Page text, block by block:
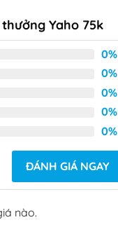
Yaho 75k
0%
0%
0%
0%
0%
ĐÁNH GIÁ NGAY
nào.